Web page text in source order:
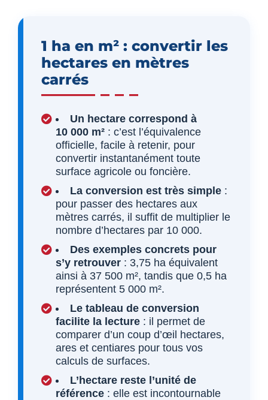
1 ha en m² : convertir les
hectares en mètres
carrés
Un hectare correspond à
10 000 m² : c’est l’équivalence
officielle, facile à retenir, pour
convertir instantanément toute
surface agricole ou foncière.
La conversion est très simple:
pour passer des hectares aux
mètres carrés, il suffit de multiplier le
nombre d’hectares par 10 000.
Des exemples concrets pour
s’y retrouver : 3,75 ha équivalent
ainsi à 37 500 m², tandis que 0,5 ha
représentent 5 000 m².
Le tableau de conversion
facilite la lecture : il permet de
comparer d’un coup d’œil hectares,
ares et centiares pour tous vos
calculs de surfaces.
L’hectare reste l’unité de
référence : elle est incontournable